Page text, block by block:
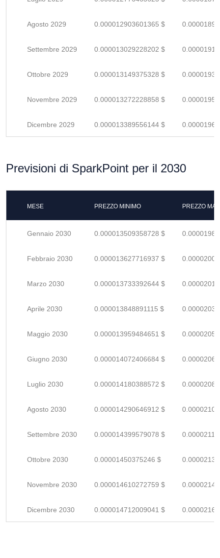
Agosto 2029 0.000012903601365 $
Settembre 2029 0.000013029228202 $
Ottobre 2029 0.000013149375328 $
Novembre 2029 0.000013272228858 $
Dicembre 2029 0.000013389556144 $
Previsioni di SparkPoint per il 2030
MESE PREZZO MINIMO PREZZO
Gennaio 2030 0.000013509358728 $
Febbraio 2030 0.000013627716937 $
Marzo 2030 0.000013733392644 $
Aprile 2030 0.000013848891115 $
Maggio 2030 0.000013959484651 $
Giugno 2030 0.000014072406684 $
Luglio 2030 0.000014180388572 $
Agosto 2030 0.000014290646912 $
Settembre 2030 0.000014399579078 $
Ottobre 2030 0.00001450375246 $
Novembre 2030 0.000014610272759 $
Dicembre 2030 0.000014712009041 $